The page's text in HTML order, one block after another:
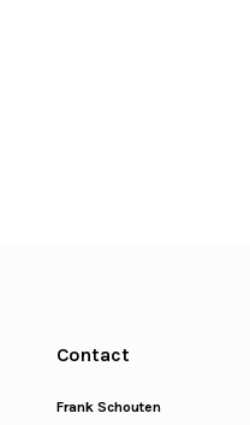
Contact
Frank Schouten